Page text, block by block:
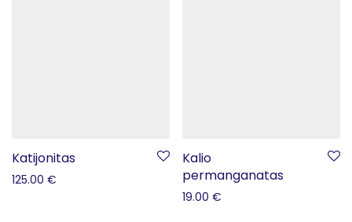
Katijonitas
125.00 €
Kalio
permanganatas
19.00 €